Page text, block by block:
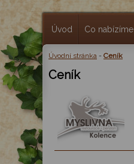
Úvod Co nabízíme
Úvodní stránka - Ceník
Ceník